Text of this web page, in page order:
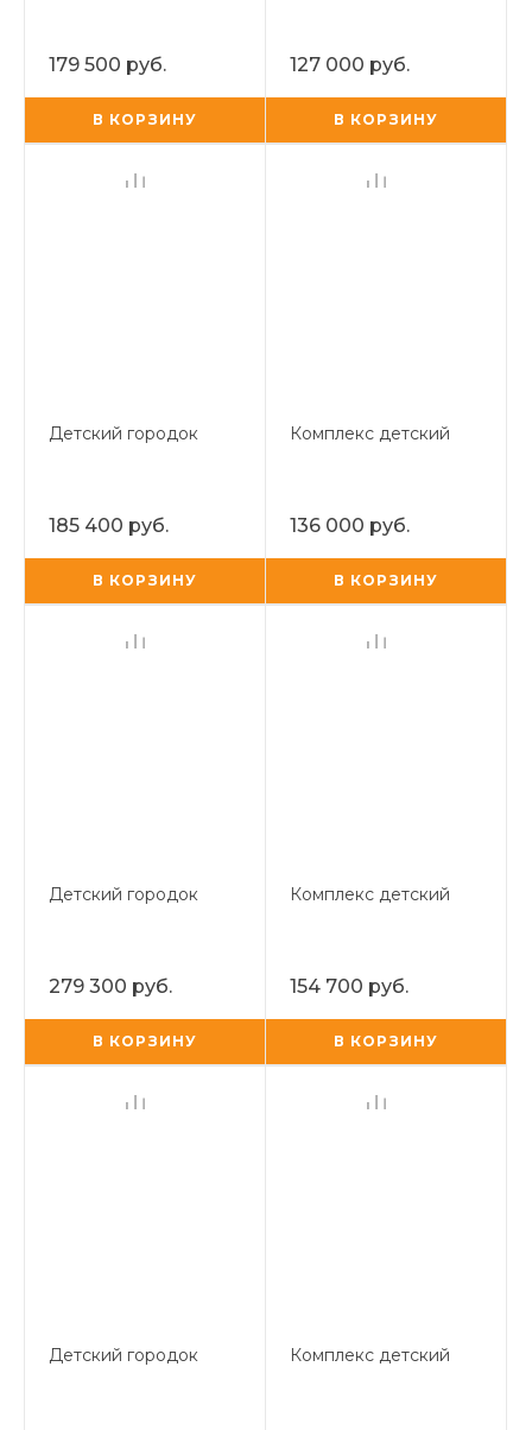
179 500 руб.
В КОРЗИНУ
127 000 руб.
В КОРЗИНУ
Детский городок
185 400 руб.
В КОРЗИНУ
Комплекс детский
136 000 руб.
В КОРЗИНУ
Детский городок
279 300 руб.
В КОРЗИНУ
Комплекс детский
154 700 руб.
В КОРЗИНУ
Детский городок Комплекс детский